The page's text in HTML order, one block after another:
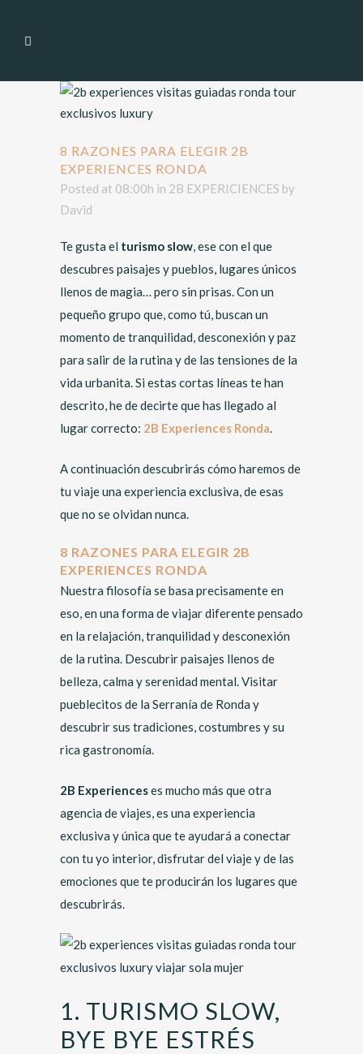
8 RAZONES PARA ELEGIR 2B
EXPERIENCES RONDA
Posted at 08:00h in 2B EXPERICIENCES by
David
Te gusta el turismo slow, ese con el que
descubres paisajes y pueblos, lugares únicos
llenos de magia… pero sin prisas. Con un
pequeño grupo que, como tú, buscan un
momento de tranquilidad, desconexión y paz
para salir de la rutina y de las tensiones de la
vida urbanita. Si estas cortas líneas te han
descrito, he de decirte que has llegado al
lugar correcto: 2B Experiences Ronda.
A continuación descubrirás cómo haremos de
tu viaje una experiencia exclusiva, de esas
que no se olvidan nunca.
8 RAZONES PARA ELEGIR 2B
EXPERIENCES RONDA
Nuestra filosofía se basa precisamente en
eso, en una forma de viajar diferente pensado
en la relajación, tranquilidad y desconexión
de la rutina. Descubrir paisajes llenos de
belleza, calma y serenidad mental. Visitar
pueblecitos de la Serranía de Ronda y
descubrir sus tradiciones, costumbres y su
rica gastronomía.
2B Experienceses mucho más que otra
agencia de viajes, es una experiencia
exclusiva y única que te ayudará a conectar
con tu yo interior, disfrutar del viaje y de las
emociones que te producirán los lugares que
descubrirás.
1. TURISMO SLOW,
BYE BYE ESTRÉS